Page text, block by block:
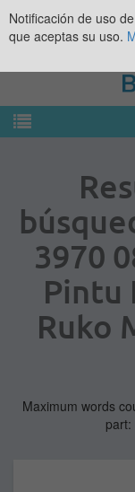
3970
Pintu
Ruko
Maximum words
part:
Notificación de uso
que aceptas su uso.